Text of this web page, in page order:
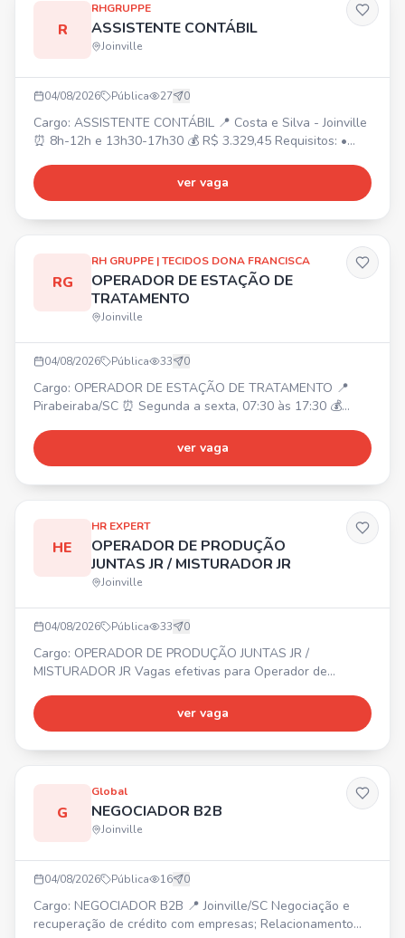
R
RHGRUPPE
ASSISTENTE CONTÁBIL
Joinville
04/08/2026 Pública 27 0
Cargo: ASSISTENTE CONTÁBIL 📍 Costa e Silva - Joinville
⏰ 8h-12h e 13h30-17h30 💰 R$ 3.329,45 Requisitos: •
Técnico em Contabilidade completo. • Experiência na área
contábil. • Conhecimento em rotinas e lançamentos
ver vaga
RG
RH GRUPPE | TECIDOS DONA FRANCISCA
OPERADOR DE ESTAÇÃO DE
TRATAMENTO
Joinville
04/08/2026 Pública 33 0
Cargo: OPERADOR DE ESTAÇÃO DE TRATAMENTO 📍
Pirabeiraba/SC ⏰ Segunda a sexta, 07:30 às 17:30 💰
Experiência comprovada. Benefícios: Refeitório próprio
(desconto R$ 3,60); Vale transporte ou ajuda de custo;
ver vaga
HE
HR EXPERT
OPERADOR DE PRODUÇÃO
JUNTAS JR / MISTURADOR JR
Joinville
04/08/2026 Pública 33 0
Cargo: OPERADOR DE PRODUÇÃO JUNTAS JR /
MISTURADOR JR Vagas efetivas para Operador de
Aventureiro – Joinville. ✔ Não é necessário ter
experiência. ✔ Ensino fundamental completo. Início
ver vaga
G
Global
NEGOCIADOR B2B
Joinville
04/08/2026 Pública 16 0
Cargo: NEGOCIADOR B2B 📍 Joinville/SC Negociação e
recuperação de crédito com empresas; Relacionamento